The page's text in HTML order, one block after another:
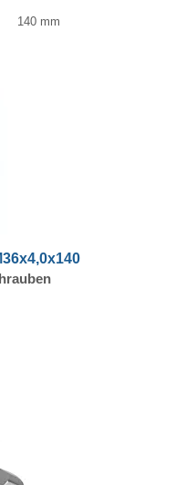
140 mm